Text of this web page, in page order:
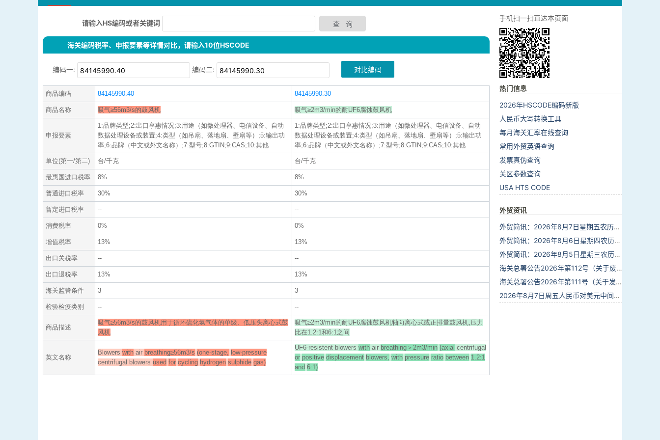
请输入HS编码或者关键词
海关编码税率、申报要素等详情对比，请输入10位HSCODE
编码一: 编码二: 对比编码
商品编码 84145990.40 84145990.30
商品名称 吸气≥56m3/s的鼓风机 吸气≥2m3/min的耐UF6腐蚀鼓风机
申报要素
1:品牌类型;2:出口享惠情况;3:用途（如微处理器、电信设备、自动
数据处理设备或装置;4:类型（如吊扇、落地扇、壁扇等）;5:输出功
率;6:品牌（中文或外文名称）;7:型号;8:GTIN;9:CAS;10:其他
1:品牌类型;2:出口享惠情况;3:用途（如微处理器、电信设备、自动
数据处理设备或装置;4:类型（如吊扇、落地扇、壁扇等）;5:输出功
率;6:品牌（中文或外文名称）;7:型号;8:GTIN;9:CAS;10:其他
单位(第一/第二) 台/千克 台/千克
最惠国进口税率 8% 8%
普通进口税率 30% 30%
暂定进口税率 -- --
消费税率 0% 0%
增值税率 13% 13%
出口关税率 -- --
出口退税率 13% 13%
海关监管条件 3 3
检验检疫类别 -- --
商品描述
吸气≥56m3/s的鼓风机用于循环硫化氢气体的单级、低压头离心式鼓
风机
吸气≥2m3/min的耐UF6腐蚀鼓风机轴向离心式或正排量鼓风机,压力
比在1.2:1和6:1之间
英文名称
Blowers with air breathing≥56m3/s (one-stage, low-pressure
centrifugal blowers used for cycling hydrogen sulphide gas)
UF6-resistent blowers with air breathing＞2m3/min (axial centrifugal
or positive displacement blowers, with pressure ratio between 1.2:1
and 6:1)
手机扫一扫直达本页面
热门信息
2026年HSCODE编码新版
人民币大写转换工具
每月海关汇率在线查询
常用外贸英语查询
发票真伪查询
关区参数查询
USA HTS CODE
外贸资讯
外贸简讯：2026年8月7日星期五农历六月廿五
外贸简讯：2026年8月6日星期四农历六月廿四
外贸简讯：2026年8月5日星期三农历六月廿三
海关总署公告2026年第112号（关于废止部分卫生检疫类规范性文件的公告）
海关总署公告2026年第111号（关于发布《进出境动植物检疫处理监督管理工作规定》《进出境卫生处理监督管理工作规定》的公告）
2026年8月7日周五人民币对美元中间价报6.7904调贬9个基点